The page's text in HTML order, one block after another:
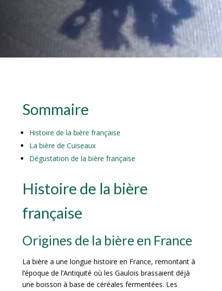
Sommaire
Histoire de la bière française
La bière de Cuiseaux
Dégustation de la bière française
Histoire de la bière
française
Origines de la bière en France
La bière a une longue histoire en France, remontant à
l’époque de l’Antiquité où les Gaulois brassaient déjà
une boisson à base de céréales fermentées. Les